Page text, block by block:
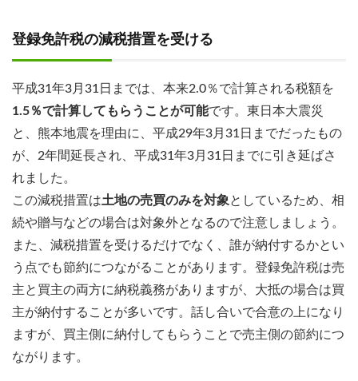
登録免許税の減税措置を受ける
平成31年3月31日までは、本来2.0％で計算される税額を
1.5％で計算してもらうことが可能です。東日本大震災
と、熊本地震を理由に、平成29年3月31日までだったもの
が、2年間延長され、平成31年3月31日までに引き延ばさ
れました。
この減税措置は土地の売買のみを対象としているため、相
続や贈与などの場合は対象外となるので注意しましょう。
また、減税措置を受けるだけでなく、誰が納付するかとい
う点でも節約につながることがあります。登録免許税は売
主と買主の両方に納税義務がありますが、大抵の場合は買
主が納付することが多いです。話し合いで合意の上になり
ますが、買主側に納付してもらうことで売主側の節約につ
ながります。